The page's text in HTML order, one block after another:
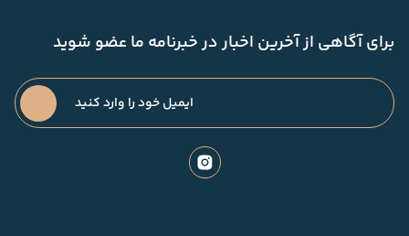
برای آگاهی از آخرین اخبار در خبرنامه ما عضو شوید